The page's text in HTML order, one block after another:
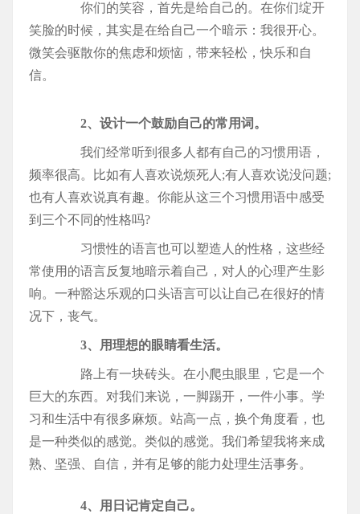
你们的笑容，首先是给自己的。在你们绽开
笑脸的时候，其实是在给自己一个暗示：我很开心。
微笑会驱散你的焦虑和烦恼，带来轻松，快乐和自
信。
2、设计一个鼓励自己的常用词。
我们经常听到很多人都有自己的习惯用语，
频率很高。比如有人喜欢说烦死人;有人喜欢说没问题;
也有人喜欢说真有趣。你能从这三个习惯用语中感受
到三个不同的性格吗?
习惯性的语言也可以塑造人的性格，这些经
常使用的语言反复地暗示着自己，对人的心理产生影
响。一种豁达乐观的口头语言可以让自己在很好的情
况下，丧气。
3、用理想的眼睛看生活。
路上有一块砖头。在小爬虫眼里，它是一个
巨大的东西。对我们来说，一脚踢开，一件小事。学
习和生活中有很多麻烦。站高一点，换个角度看，也
是一种类似的感觉。类似的感觉。我们希望我将来成
熟、坚强、自信，并有足够的能力处理生活事务。
4、用日记肯定自己。